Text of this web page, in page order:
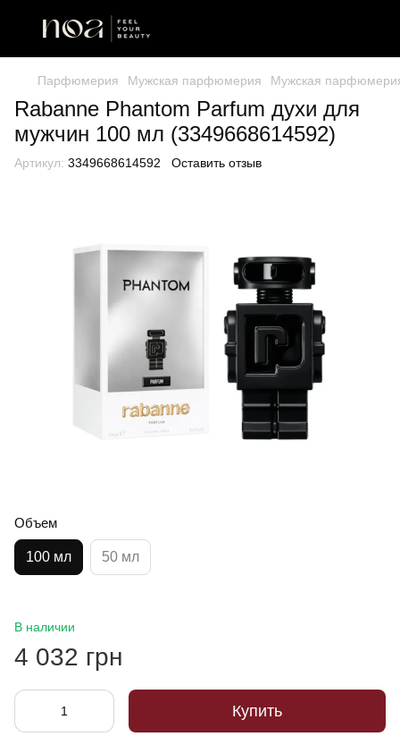
Парфюмерия Мужская парфюмерия Мужская
Rabanne Phantom Parfum духи для
мужчин 100 мл (3349668614592)
Артикул: 3349668614592 Оставить отзыв
Объем
100 мл 50 мл
В наличии
4 032 грн
Купить